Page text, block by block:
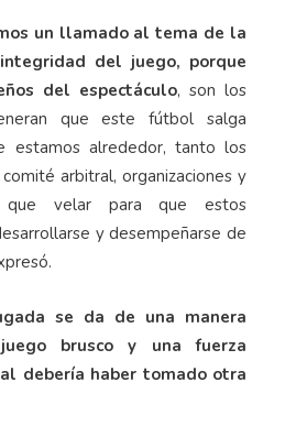
un llamado al tema de la
del juego, porque
del espectáculo, son los
que este fútbol salga
estamos alrededor, tanto los
arbitral, organizaciones y
que velar para que estos
y desempeñarse de
se da de una manera
brusco y una fuerza
debería haber tomado otra